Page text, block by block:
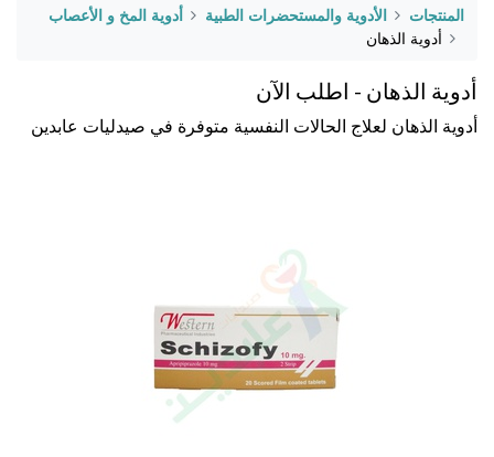
المنتجات الأدوية والمستحضرات الطبية
أدوية المخ و الأعصاب
أدوية الذهان
أدوية الذهان - اطلب الآن
أدوية الذهان لعلاج الحالات النفسية متوفرة في صيدليات عابدين